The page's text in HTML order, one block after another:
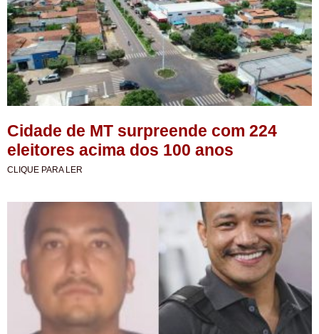
Cidade de MT surpreende com 224
eleitores acima dos 100 anos
CLIQUE PARA LER